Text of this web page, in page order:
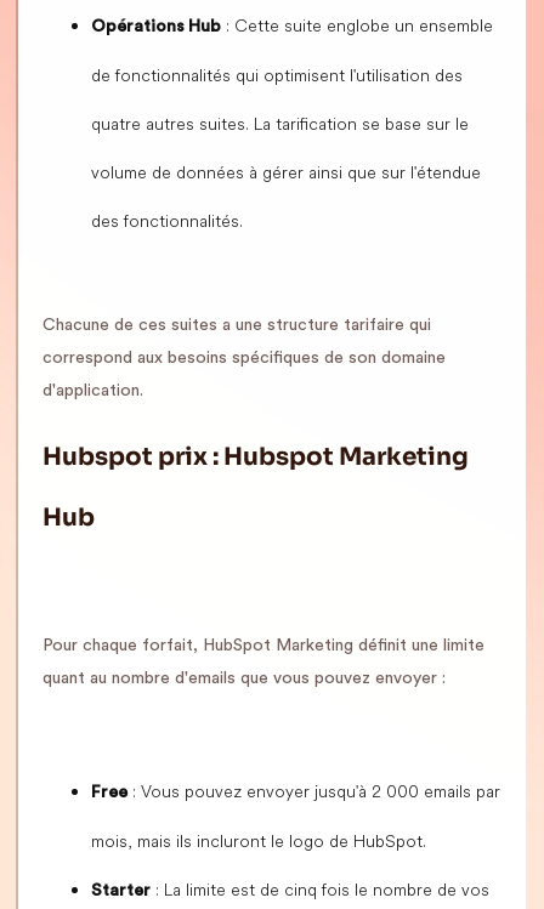
Opérations Hub : Cette suite englobe un ensemble
de fonctionnalités qui optimisent l'utilisation des
quatre autres suites. La tarification se base sur le
volume de données à gérer ainsi que sur l'étendue
des fonctionnalités.
Chacune de ces suites a une structure tarifaire qui
correspond aux besoins spécifiques de son domaine
d'application.
Hubspot prix : Hubspot Marketing
Hub
Pour chaque forfait, HubSpot Marketing définit une limite
quant au nombre d'emails que vous pouvez envoyer :
Free: Vous pouvez envoyer jusqu'à 2 000 emails par
mois, mais ils incluront le logo de HubSpot.
Starter : La limite est de cinq fois le nombre de vos